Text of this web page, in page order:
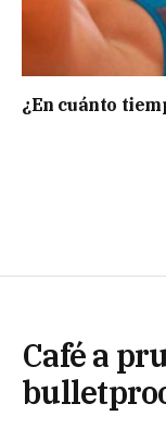
¿En cuánto
Café a